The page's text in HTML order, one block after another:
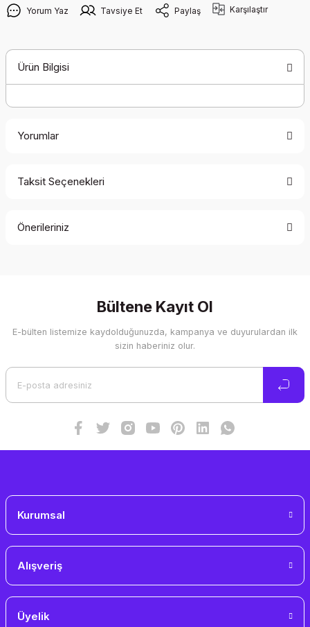
Yorum Yaz Tavsiye Et Paylaş Karşılaştır
Ürün Bilgisi
Yorumlar
Taksit Seçenekleri
Önerileriniz
Görüş ve önerileriniz için teşekkür ederiz.
Ürün resmi kalitesiz, bozuk veya görüntülenemiyor.
Bültene Kayıt Ol
E-bülten listemize kaydolduğunuzda, kampanya ve duyurulardan ilk
sizin haberiniz olur.
Kurumsal
Alışveriş
Üyelik